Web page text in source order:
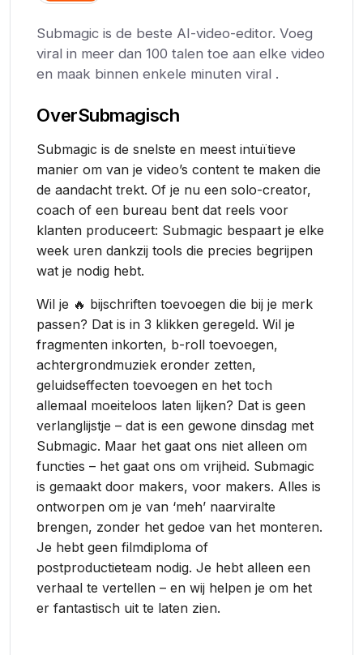
Submagic is de beste AI-video-editor. Voeg
viral in meer dan 100 talen toe aan elke video
en maak binnen enkele minuten viral .
OverSubmagisch
Submagic is de snelste en meest intuïtieve
manier om van je video’s content te maken die
de aandacht trekt. Of je nu een solo-creator,
coach of een bureau bent dat reels voor
klanten produceert: Submagic bespaart je elke
week uren dankzij tools die precies begrijpen
wat je nodig hebt.
Wil je 🔥 bijschriften toevoegen die bij je merk
passen? Dat is in 3 klikken geregeld. Wil je
fragmenten inkorten, b-roll toevoegen,
achtergrondmuziek eronder zetten,
geluidseffecten toevoegen en het toch
allemaal moeiteloos laten lijken? Dat is geen
verlanglijstje – dat is een gewone dinsdag met
Submagic. Maar het gaat ons niet alleen om
functies – het gaat ons om vrijheid. Submagic
is gemaakt door makers, voor makers. Alles is
ontworpen om je van ‘meh’ naarviralte
brengen, zonder het gedoe van het monteren.
Je hebt geen filmdiploma of
postproductieteam nodig. Je hebt alleen een
verhaal te vertellen – en wij helpen je om het
er fantastisch uit te laten zien.